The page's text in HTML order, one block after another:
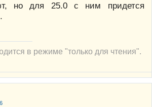
но для 25.0 с ним придется
в режиме "только для чтения".